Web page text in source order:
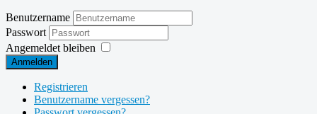
Benutzername
Passwort
Angemeldet bleiben
Anmelden
Registrieren
Benutzername vergessen?